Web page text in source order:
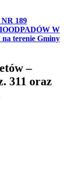
189
W
terenie Gminy
–
311 oraz